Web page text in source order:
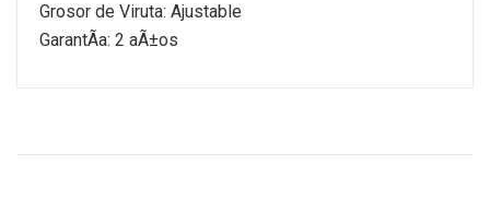
Grosor de Viruta: Ajustable
GarantÃ­a: 2 aÃ±os